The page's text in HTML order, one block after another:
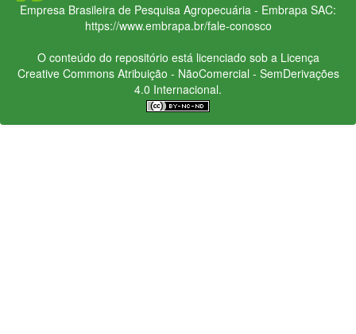
Empresa Brasileira de Pesquisa Agropecuária - Embrapa SAC:
https://www.embrapa.br/fale-conosco
O conteúdo do repositório está licenciado sob a Licença
Creative CommonsAtribuição - NãoComercial - SemDerivações
4.0 Internacional.